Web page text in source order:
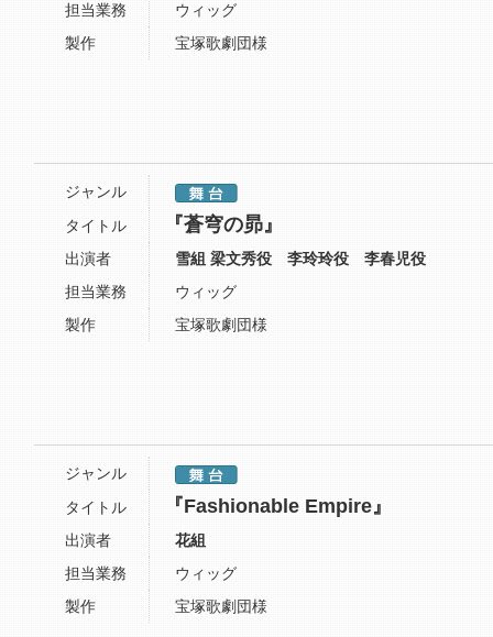
担当業務
ウィッグ
製作
宝塚歌劇団様
ジャンル
タイトル
『蒼穹の昴』
出演者
雪組 梁文秀役 李玲玲役 李春児役
担当業務
ウィッグ
製作
宝塚歌劇団様
ジャンル
タイトル
『Fashionable Empire』
出演者
花組
担当業務
ウィッグ
製作
宝塚歌劇団様